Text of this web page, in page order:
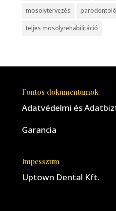
mosolytervezés
teljes mosolyrehabilitáció
Fontos dokumentumok
Adatvédelmi és
Garancia
Impesszum
Uptown Dental Kft.